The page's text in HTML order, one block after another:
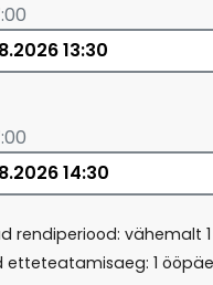
rendiperiood: vähemalt
etteteatamisaeg: 1